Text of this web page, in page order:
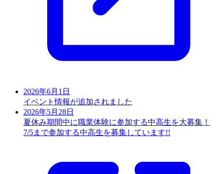
2026年6月1日
イベント情報が追加されました
2026年5月28日
夏休み期間中に職業体験に参加する中高生を大募集！
7/5まで参加する中高生を募集しています!!